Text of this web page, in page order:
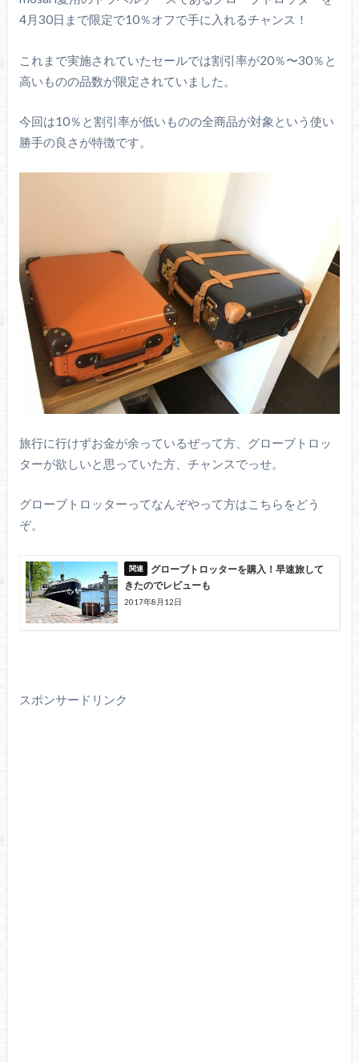
4月30日まで限定で10％オフで手に入れるチャンス！
これまで実施されていたセールでは割引率が20％〜30％と
高いものの品数が限定されていました。
今回は10％と割引率が低いものの全商品が対象という使い
勝手の良さが特徴です。
旅行に行けずお金が余っているぜって方、グローブトロッ
ターが欲しいと思っていた方、チャンスでっせ。
グローブトロッターってなんぞやって方はこちらをどう
ぞ。
グローブトロッターを購入！早速旅して
きたのでレビューも
2017年8月12日
スポンサードリンク